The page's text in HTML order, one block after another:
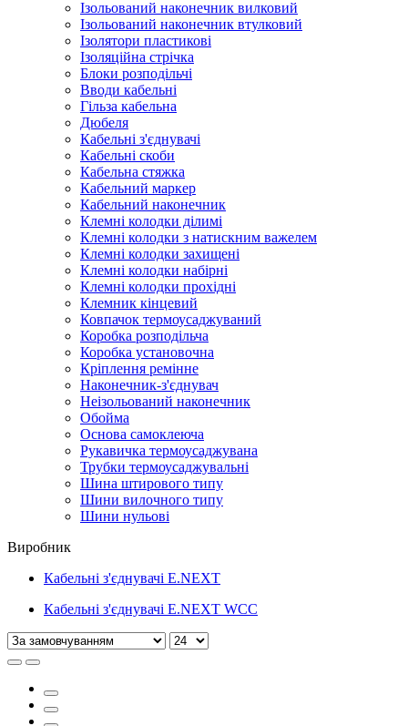
Ізольований наконечник вилковий
Ізольований наконечник втулковий
Ізолятори пластикові
Ізоляційна стрічка
Блоки розподільчі
Вводи кабельні
Гільза кабельна
Дюбеля
Кабельнi з'єднувачi
Кабельні скоби
Кабельна стяжка
Кабельний маркер
Кабельний наконечник
Клемні колодки ділимі
Клемні колодки з натискним важелем
Клемні колодки захищені
Клемні колодки набірні
Клемні колодки прохідні
Клемник кінцевий
Ковпачок термоусаджуваний
Коробка розподільча
Коробка установочна
Кріплення ремінне
Наконечник-з'єднувач
Неізольований наконечник
Обойма
Основа самоклеюча
Рукавичка термоусаджувана
Трубки термоусаджувальні
Шина штирового типу
Шини вилочного типу
Шини нульові
Виробник
Кабельнi з'єднувачi E.NEXT
Кабельнi з'єднувачi E.NEXT WCC